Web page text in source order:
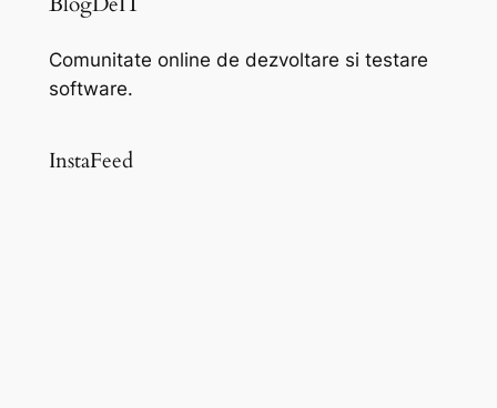
Comunitate online de dezvoltare si testare
software.
InstaFeed